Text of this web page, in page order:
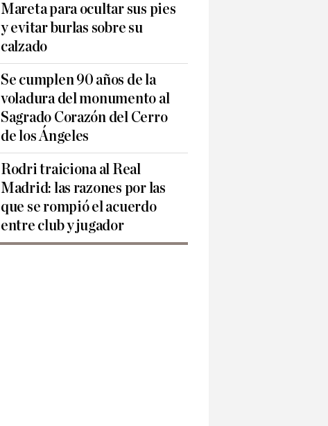
Mareta para ocultar sus pies
y evitar burlas sobre su
calzado
Se cumplen 90 años de la
voladura del monumento al
Sagrado Corazón del Cerro
de los Ángeles
Rodri traiciona al Real
Madrid: las razones por las
que se rompió el acuerdo
entre club y jugador